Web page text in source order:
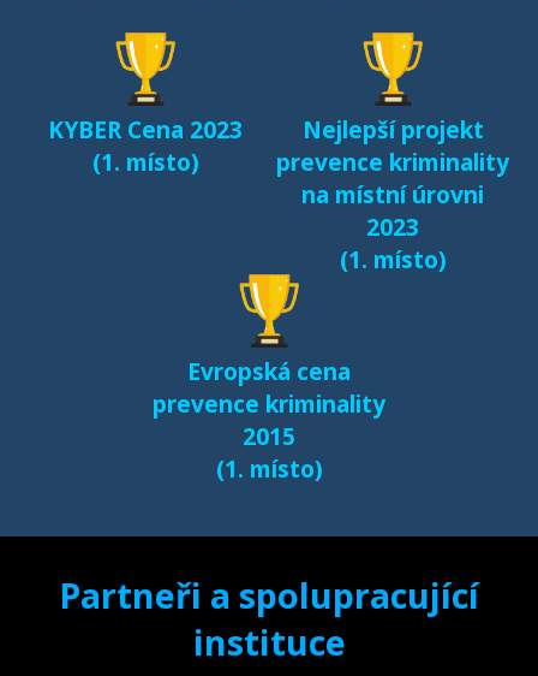
dětí v kyberprostoru
Fenomén Minecraft v
českém prostředí
Další výsledky jsou k
samostatné stránce
e-bezpeci.cz/vyzkum.
KYBER Cena 2023
(1. místo)
Nejlepší projekt
prevence kriminality
na místní úrovni
2023
(1. místo)
Evropská cena
prevence kriminality
2015
(1. místo)
Partneři a spolupracující
instituce